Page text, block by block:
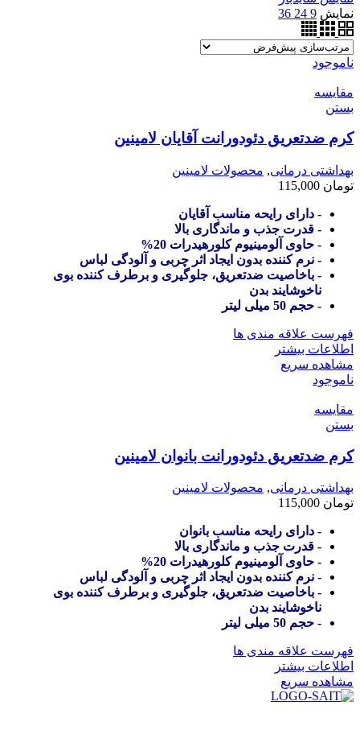
نمایش 9
24
36
ناموجود
مقایسه
بستن
کرم ضدتعریق دئودورانت آقایان لامینین
بهداشتی درمانی, محصولات لامینین
تومان
- دارای رایحه مناسب آقایان
- قدرت جذب و ماندگاری بالا
- حاوی آلومینیوم کلورهیدرات 20%
- نرم کننده بدون ایجاد اثر چربی و آلودگی لباس
- باخاصیت ضدتعریق، جلوگیری و برطرف کننده بوی
ناخوشایند بدن
- حجم 50 میلی لیتر
فهرست علاقه مندی ها
اطلاعات بیشتر
مشاهده سریع
ناموجود
مقایسه
بستن
کرم ضدتعریق دئودورانت بانوان لامینین
بهداشتی درمانی, محصولات لامینین
تومان
- دارای رایحه مناسب بانوان
- قدرت جذب و ماندگاری بالا
- حاوی آلومینیوم کلورهیدرات 20%
- نرم کننده بدون ایجاد اثر چربی و آلودگی لباس
- باخاصیت ضدتعریق، جلوگیری و برطرف کننده بوی
ناخوشایند بدن
- حجم 50 میلی لیتر
فهرست علاقه مندی ها
اطلاعات بیشتر
مشاهده سریع